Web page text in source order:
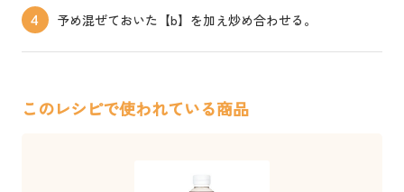
このレシピで使われている商品
4 予め混ぜておいた【b】を加え炒め合わせる。